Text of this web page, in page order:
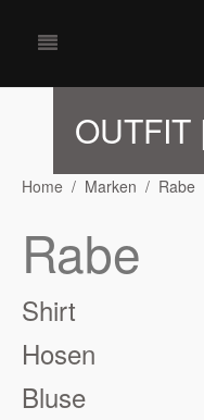
OUTFIT
Home Marken Rabe
Rabe
Shirt
Hosen
Bluse